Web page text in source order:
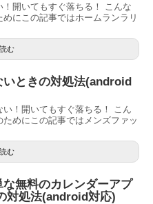
開いてもすぐ落ちる！ こんな
にこの記事ではホームランラリ
む
いときの対処法(android
！開いてもすぐ落ちる！ こん
めにこの記事ではメンズファッ
む
無料のカレンダーアプ
対処法(android対応)